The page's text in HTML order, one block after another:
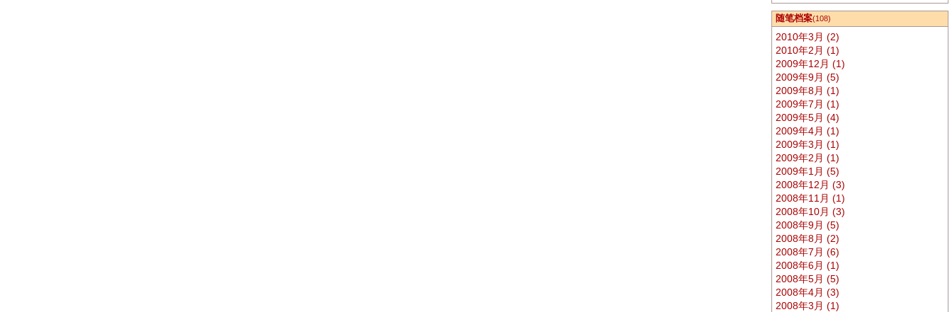
随笔档案(108)
2010年3月 (2)
2010年2月 (1)
2009年12月 (1)
2009年9月 (5)
2009年8月 (1)
2009年7月 (1)
2009年5月 (4)
2009年4月 (1)
2009年3月 (1)
2009年2月 (1)
2009年1月 (5)
2008年12月 (3)
2008年11月 (1)
2008年10月 (3)
2008年9月 (5)
2008年8月 (2)
2008年7月 (6)
2008年6月 (1)
2008年5月 (5)
2008年4月 (3)
2008年3月 (1)